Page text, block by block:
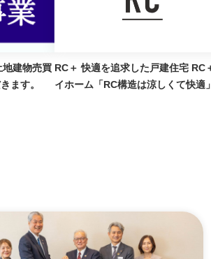
地建物売買
ます。
RC＋ 快適を追求した戸建住宅 RC＋のマ
イホーム「RC構造は涼しくて快適」